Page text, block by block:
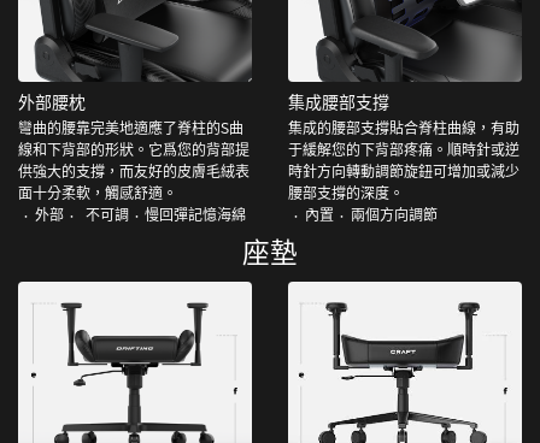
外部腰枕
彎曲的腰靠完美地適應了脊柱的S曲
線和下背部的形狀。它爲您的背部提
供強大的支撐，而友好的皮膚毛絨表
面十分柔軟，觸感舒適。
外部
不可調 慢回彈記憶海綿
集成腰部支撐
集成的腰部支撐貼合脊柱曲線，有助
于緩解您的下背部疼痛。順時針或逆
時針方向轉動調節旋鈕可增加或減少
腰部支撐的深度。
內置
兩個方向調節
座墊